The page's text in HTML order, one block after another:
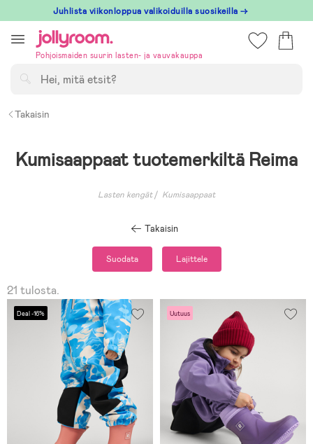
till
innehållet
Juhlista viikonloppua valikoiduilla suosikeilla →
Pohjoismaiden suurin lasten- ja vauvakauppa
Takaisin
Kumisaappaat tuotemerkiltä Reima
Lasten kengät Kumisaappaat
Takaisin
Suodata Lajittele
21 tulosta.
Deal -16% Uutuus